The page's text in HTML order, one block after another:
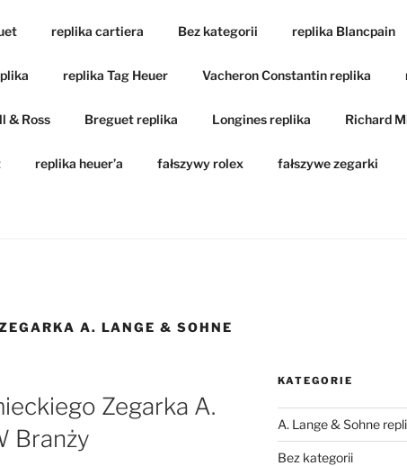
replika cartiera Bez kategorii replika Blancpain
replika Tag Heuer Vacheron Constantin replika
& Ross Breguet replika Longines replika Richard
replika heuer’a fałszywy rolex fałszywe zegarki
A. LANGE & SOHNE
Zegarka A.
Branży
KATEGORIE
A. Lange & Sohne
Bez kategorii